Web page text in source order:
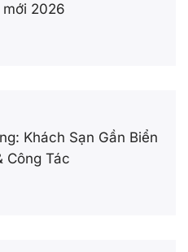
2026
Khách Sạn Gần Biển
Công Tác